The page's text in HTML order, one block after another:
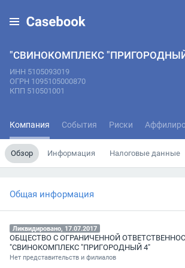
"СВИНОКОМПЛЕКС
ИНН 5105093019
ОГРН 1095105000870
КПП 510501001
Компания События Риски
Обзор Информация Налоговые данные
Общая информация
Ликвидировано, 17.07.2017
ОБЩЕСТВО С ОГРАНИЧЕННОЙ
"СВИНОКОМПЛЕКС "ПРИГОРОДНЫЙ 4"
Нет представительств и филиалов